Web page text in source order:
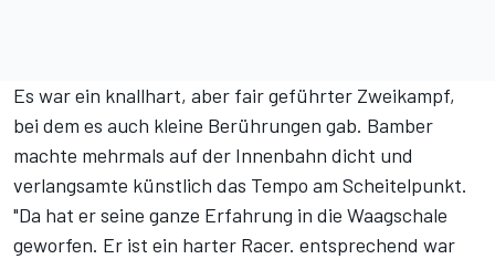
Es war ein knallhart, aber fair geführter Zweikampf,
bei dem es auch kleine Berührungen gab. Bamber
machte mehrmals auf der Innenbahn dicht und
verlangsamte künstlich das Tempo am Scheitelpunkt.
"Da hat er seine ganze Erfahrung in die Waagschale
geworfen. Er ist ein harter Racer. entsprechend war